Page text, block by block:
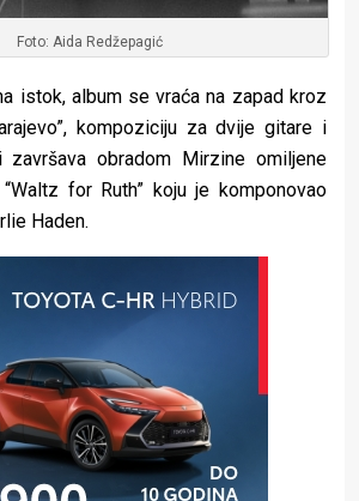
Foto: Aida Redžepagić
istok, album se vraća na zapad kroz
kompoziciju za dvije gitare i
završava obradom Mirzine omiljene
for Ruth” koju je komponovao
Haden.